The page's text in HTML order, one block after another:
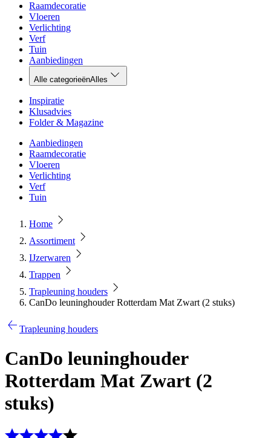
Raamdecoratie
Vloeren
Verlichting
Verf
Tuin
Aanbiedingen
Alle categorieënAlles
Inspiratie
Klusadvies
Folder & Magazine
Aanbiedingen
Raamdecoratie
Vloeren
Verlichting
Verf
Tuin
Home
Assortiment
IJzerwaren
Trappen
Trapleuning houders
CanDo leuninghouder Rotterdam Mat Zwart (2 stuks)
Trapleuning houders
CanDo leuninghouder
Rotterdam Mat Zwart (2
stuks)